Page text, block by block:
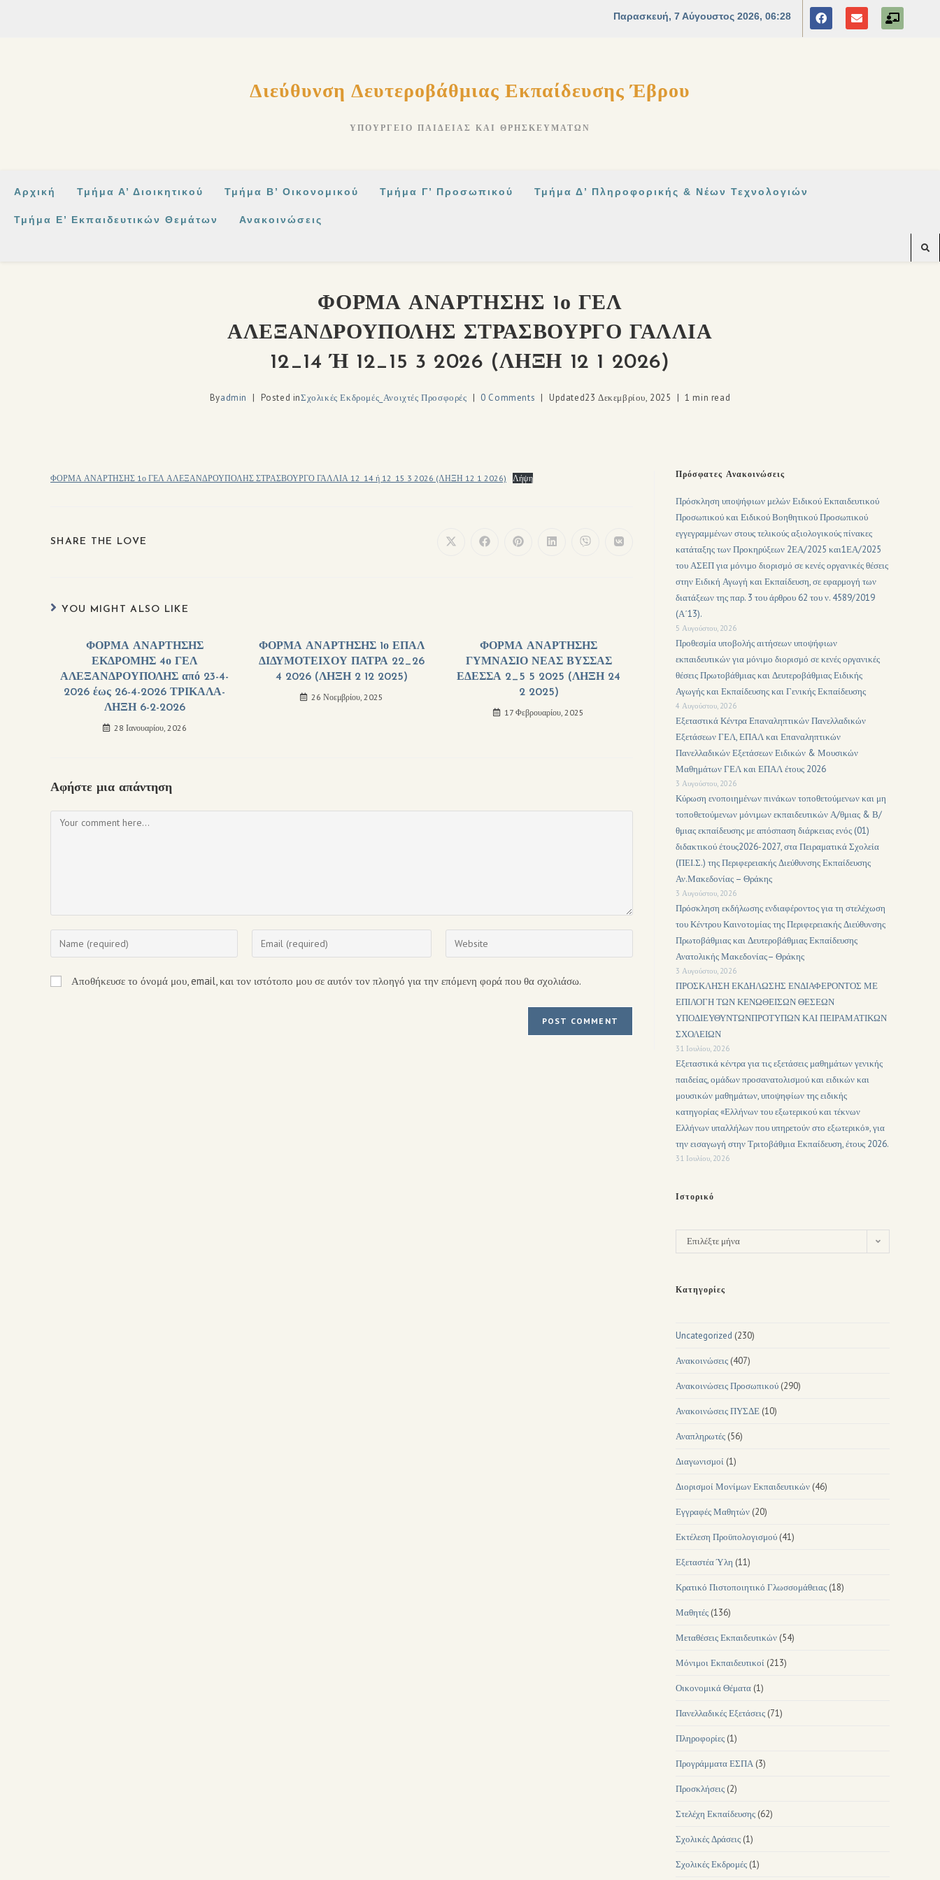
Διεύθυνση Δευτεροβάθμιας Εκπαίδευσης Έβρου
ΥΠΟΥΡΓΕΊΟ ΠΑΙΔΕΊΑΣ ΚΑΙ ΘΡΗΣΚΕΥΜΆΤΩΝ
Αρχική Τμήμα Α’ Διοικητικού Τμήμα Β’ Οικονομικού Τμήμα Γ’ Προσωπικού Τμήμα Δ’ Πληροφορικής & Νέων Τεχνολογιών
Τμήμα Ε’ Εκπαιδευτικών Θεμάτων Ανακοινώσεις
ΦΟΡΜΑ ΑΝΑΡΤΗΣΗΣ 1ο ΓΕΛ
ΑΛΕΞΑΝΔΡΟΥΠΟΛΗΣ ΣΤΡΑΣΒΟΥΡΓΟ ΓΑΛΛΙΑ
12_14 Ή 12_15 3 2026 (ΛΗΞΗ 12 1 2026)
Byadmin Posted inΣχολικές Εκδρομές_Ανοιχτές Προσφορές 0 Comments Updated23 Δεκεμβρίου, 2025 1 min read
ΦΟΡΜΑ ΑΝΑΡΤΗΣΗΣ 1ο ΓΕΛ ΑΛΕΞΑΝΔΡΟΥΠΟΛΗΣ ΣΤΡΑΣΒΟΥΡΓΟ ΓΑΛΛΙΑ 12_14 ή 12_15 3 2026 (ΛΗΞΗ 12 1 2026) Λήψη
SHARE THE LOVE
YOU MIGHT ALSO LIKE
ΦΟΡΜΑ ΑΝΑΡΤΗΣΗΣ
ΕΚΔΡΟΜΗΣ 4ο ΓΕΛ
ΑΛΕΞΑΝΔΡΟΥΠΟΛΗΣ από 23-4-
2026 έως 26-4-2026 ΤΡΙΚΑΛΑ-
ΛΗΞΗ 6-2-2026
28 Ιανουαρίου, 2026
ΦΟΡΜΑ ΑΝΑΡΤΗΣΗΣ 1ο ΕΠΑΛ
ΔΙΔΥΜΟΤΕΙΧΟΥ ΠΑΤΡΑ 22_26
4 2026 (ΛΗΞΗ 2 12 2025)
26 Νοεμβρίου, 2025
ΦΟΡΜΑ ΑΝΑΡΤΗΣΗΣ
ΓΥΜΝΑΣΙΟ ΝΕΑΣ ΒΥΣΣΑΣ
ΕΔΕΣΣΑ 2_5 5 2025 (ΛΗΞΗ 24
2 2025)
17 Φεβρουαρίου, 2025
Αφήστε μια απάντηση
Αποθήκευσε το όνομά μου, email, και τον ιστότοπο μου σε αυτόν τον πλοηγό για την επόμενη φορά που θα σχολιάσω.
Πρόσφατες Ανακοινώσεις
Πρόσκληση υποψήφιων μελών Ειδικού Εκπαιδευτικού
Προσωπικού και Ειδικού Βοηθητικού Προσωπικού
εγγεγραμμένων στους τελικούς αξιολογικούς πίνακες
κατάταξης των Προκηρύξεων 2ΕΑ/2025 και1ΕΑ/2025
του ΑΣΕΠ για μόνιμο διορισμό σε κενές οργανικές θέσεις
στην Ειδική Αγωγή και Εκπαίδευση, σε εφαρμογή των
διατάξεων της παρ. 3 του άρθρου 62 του ν. 4589/2019
(Α΄13).
5 Αυγούστου, 2026
Προθεσμία υποβολής αιτήσεων υποψήφιων
εκπαιδευτικών για μόνιμο διορισμό σε κενές οργανικές
θέσεις Πρωτοβάθμιας και Δευτεροβάθμιας Ειδικής
Αγωγής και Εκπαίδευσης και Γενικής Εκπαίδευσης
4 Αυγούστου, 2026
Εξεταστικά Κέντρα Επαναληπτικών Πανελλαδικών
Εξετάσεων ΓΕΛ, ΕΠΑΛ και Επαναληπτικών
Πανελλαδικών Εξετάσεων Ειδικών & Μουσικών
Μαθημάτων ΓΕΛ και ΕΠΑΛ έτους 2026
3 Αυγούστου, 2026
Κύρωση ενοποιημένων πινάκων τοποθετούμενων και μη
τοποθετούμενων μόνιμων εκπαιδευτικών Α/θμιας & Β/
θμιας εκπαίδευσης με απόσπαση διάρκειας ενός (01)
διδακτικού έτους2026-2027, στα Πειραματικά Σχολεία
(ΠΕΙ.Σ.) της Περιφερειακής Διεύθυνσης Εκπαίδευσης
Αν.Μακεδονίας – Θράκης
3 Αυγούστου, 2026
Πρόσκληση εκδήλωσης ενδιαφέροντος για τη στελέχωση
του Κέντρου Καινοτομίας της Περιφερειακής Διεύθυνσης
Πρωτοβάθμιας και Δευτεροβάθμιας Εκπαίδευσης
Ανατολικής Μακεδονίας– Θράκης
3 Αυγούστου, 2026
ΠΡΟΣΚΛΗΣΗ ΕΚΔΗΛΩΣΗΣ ΕΝΔΙΑΦΕΡΟΝΤΟΣ ΜΕ
ΕΠΙΛΟΓΗ ΤΩΝ ΚΕΝΩΘΕΙΣΩΝ ΘΕΣΕΩΝ
ΥΠΟΔΙΕΥΘΥΝΤΩΝΠΡΟΤΥΠΩΝ ΚΑΙ ΠΕΙΡΑΜΑΤΙΚΩΝ
ΣΧΟΛΕΙΩΝ
31 Ιουλίου, 2026
Εξεταστικά κέντρα για τις εξετάσεις μαθημάτων γενικής
παιδείας, ομάδων προσανατολισμού και ειδικών και
μουσικών μαθημάτων, υποψηφίων της ειδικής
κατηγορίας «Ελλήνων του εξωτερικού και τέκνων
Ελλήνων υπαλλήλων που υπηρετούν στο εξωτερικό», για
την εισαγωγή στην Τριτοβάθμια Εκπαίδευση, έτους 2026.
31 Ιουλίου, 2026
Ιστορικό
Επιλέξτε μήνα
Κατηγορίες
Uncategorized (230)
Ανακοινώσεις (407)
Ανακοινώσεις Προσωπικού (290)
Ανακοινώσεις ΠΥΣΔΕ (10)
Αναπληρωτές (56)
Διαγωνισμοί (1)
Διορισμοί Μονίμων Εκπαιδευτικών (46)
Εγγραφές Μαθητών (20)
Εκτέλεση Προϋπολογισμού (41)
Εξεταστέα Ύλη (11)
Κρατικό Πιστοποιητικό Γλωσσομάθειας (18)
Μαθητές (136)
Μεταθέσεις Εκπαιδευτικών (54)
Μόνιμοι Εκπαιδευτικοί (213)
Οικονομικά Θέματα (1)
Πανελλαδικές Εξετάσεις (71)
Πληροφορίες (1)
Προγράμματα ΕΣΠΑ (3)
Προσκλήσεις (2)
Στελέχη Εκπαίδευσης (62)
Σχολικές Δράσεις (1)
Σχολικές Εκδρομές (1)